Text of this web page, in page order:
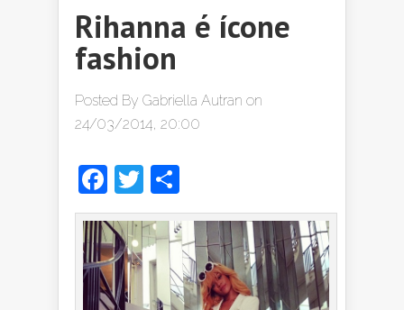
Rihanna é ícone
fashion
Posted By Gabriella Autran on
24/03/2014, 20:00
Facebook
Twitter